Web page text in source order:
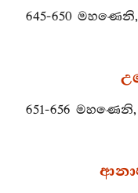
645-650
651-656